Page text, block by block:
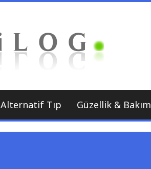
Alternatif Tıp Güzellik & Bakım